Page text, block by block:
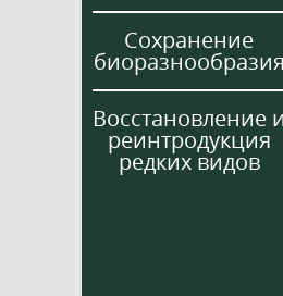
Сохранение
Восстановление
реинтродукция
редких видов